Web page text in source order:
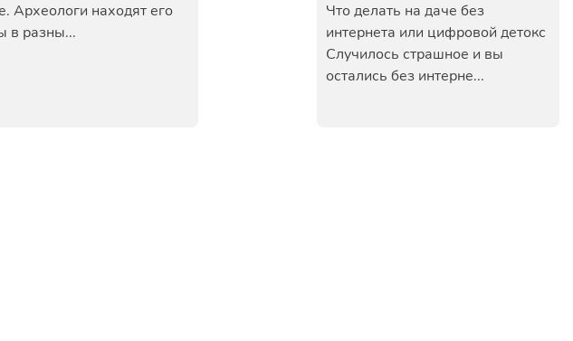
Археологи находят его
в разны...
Что делать на даче без
интернета или цифровой детокс
Случилось страшное и вы
остались без интерне...